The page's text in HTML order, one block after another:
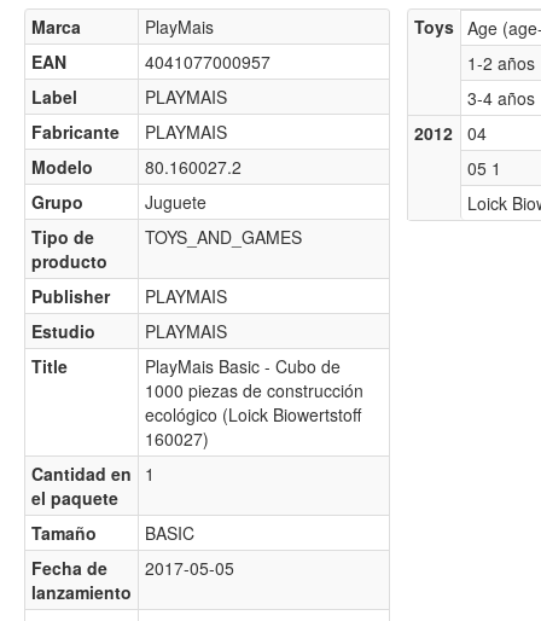
Marca
PlayMais
EAN
4041077000957
Label
PLAYMAIS
Fabricante
PLAYMAIS
Modelo
80.160027.2
Grupo
Juguete
Tipo de
producto
TOYS_AND_GAMES
Publisher
PLAYMAIS
Estudio
PLAYMAIS
Title
PlayMais Basic - Cubo de
1000 piezas de construcción
ecológico (Loick Biowertstoff
160027)
Cantidad en
el paquete
1
Tamaño
BASIC
Fecha de
lanzamiento
2017-05-05
Toys Age
1-2 años
3-4 años
2012
04
05 1
Loick